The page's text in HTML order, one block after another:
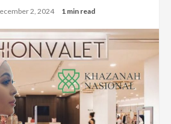
2, 2024 1 min read